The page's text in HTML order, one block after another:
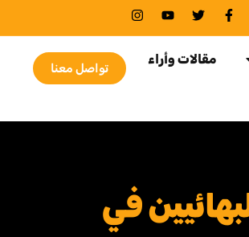
مقالات وأراء
تواصل معنا
في